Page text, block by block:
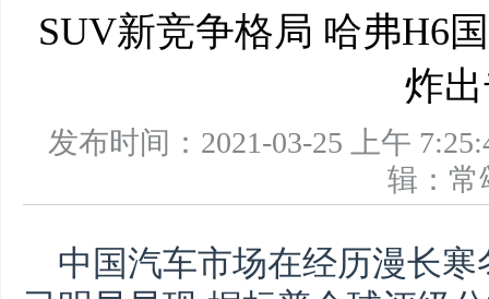
SUV新竞争格局 哈弗H6
炸
发布时间：2021-03-25 上午
辑：
中国汽车市场在经历漫长